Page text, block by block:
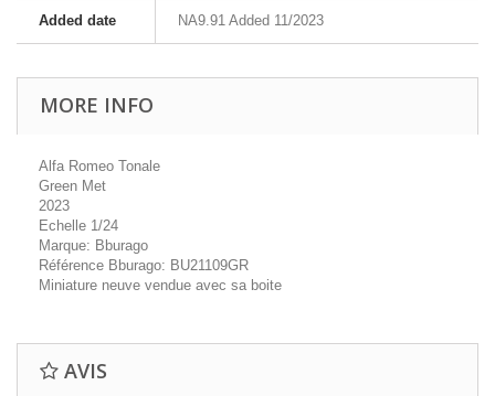
Added date NA9.91 Added 11/2023
MORE INFO
Alfa Romeo Tonale
Green Met
2023
Echelle 1/24
Marque: Bburago
Référence Bburago: BU21109GR
Miniature neuve vendue avec sa boite
AVIS